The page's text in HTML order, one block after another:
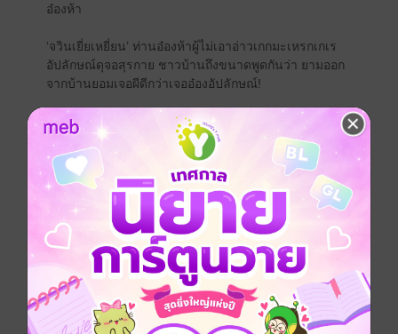
อ๋องห้า
‘จวินเยี่ยเหยี่ยน’ ท่านอ๋องห้าผู้ไม่เอาอ่าวเกกมะเหรกเกเร
อัปลักษณ์ดุจอสุรกาย ชาวบ้านถึงขนาดพูดกันว่า ยามออก
จากบ้านยอมเจอผีดีกว่าเจออ๋องอัปลักษณ์!
หากแต่งให้อ๋องแบบนี้ ชีวิตนี้ของป๋ายเอ้าเสวี่ยคงจบสิ้นเป็น
แน่แท้! ทว่าเพื่อบรรลุเป้าหมาย สุดท้ายนางจำต้องยอมร่วม
มือกับเขา
ตำหนักไร้ต์รักขอนำเสนอนิยายเรื่องฮิตจาก readAwrite
ในรูปแบบอีบุ๊กเจ้าค่ะ
หวนเคียงคู่ครองบัลลังก์ เล่ม 11